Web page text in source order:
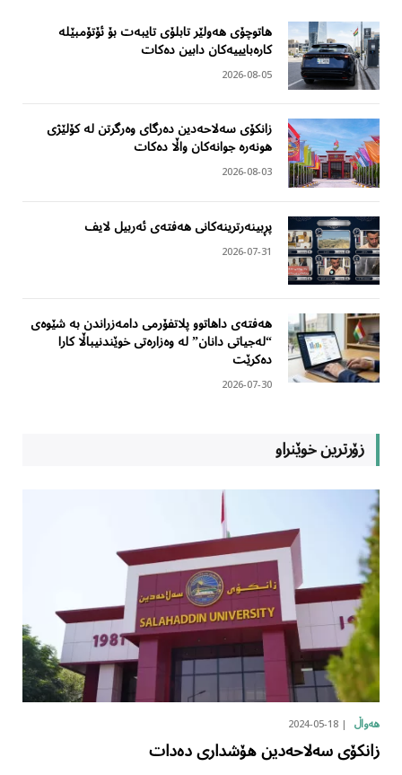
هاتوچۆی هەولێر تابلۆی تایبەت بۆ ئۆتۆمبێلە
کارەبایییەکان دابین دەکات
2026-08-05
زانکۆی سەلاحەدین دەرگای وەرگرتن لە کۆلێژی
هونەرە جوانەکان واڵا دەکات
2026-08-03
پڕبینەرترینەکانی هەفتەی ئەربیل لایف
2026-07-31
هەفتەی داهاتوو پلاتفۆرمی دامەزراندن بە شێوەی
“لەجیاتی دانان” لە وەزارەتی خوێندنیباڵا کارا
دەکرێت
2026-07-30
زۆرترین خوێنراو
هەواڵ 2024-05-18
زانکۆی سەلاحەدین هۆشداری دەدات